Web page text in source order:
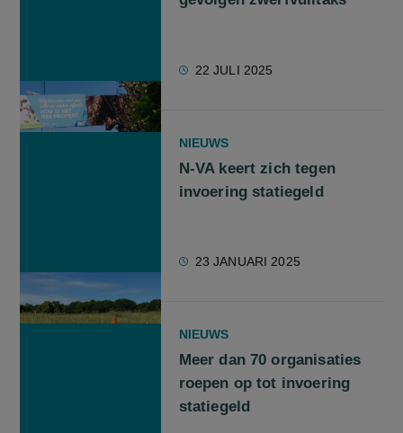
22 JULI 2025
NIEUWS
N-VA keert zich tegen
invoering statiegeld
23 JANUARI 2025
NIEUWS
Meer dan 70 organisaties
roepen op tot invoering
statiegeld